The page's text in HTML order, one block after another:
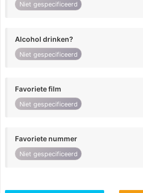
Niet gespecificeerd
Alcohol drinken?
Niet gespecificeerd
Favoriete film
Niet gespecificeerd
Favoriete nummer
Niet gespecificeerd